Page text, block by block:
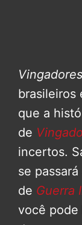
brasileiros
que a
de
incertos.
se
de Guerra
você pode